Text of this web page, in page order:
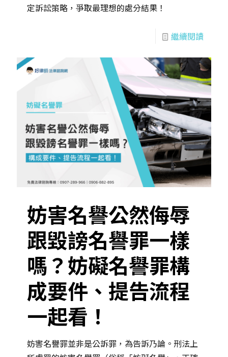
定訴訟策略，爭取最理想的處分結果！
繼續閱讀
妨害名譽公然侮辱
跟毀謗名譽罪一樣
嗎？妨礙名譽罪構
成要件、提告流程
一起看！
妨害名譽罪並非是公訴罪，為告訴乃論。刑法上